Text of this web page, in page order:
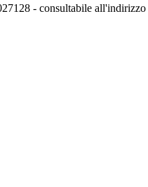
- consultabile all'indirizzo